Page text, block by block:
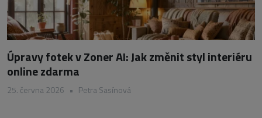
Úpravy fotek v Zoner AI: Jak změnit styl interiéru
online zdarma
25. června 2026 • Petra Sasínová